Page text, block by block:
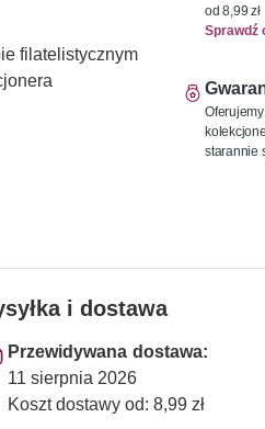
filatelistycznym
od 8,99 zł
Sprawdź
starannie
i dostawa
Przewidywana dostawa:
11 sierpnia 2026
Koszt dostawy od: 8,99 zł